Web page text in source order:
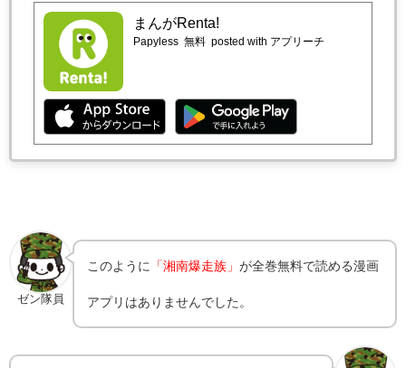
まんがRenta!
Papyless 無料 posted with アプリーチ
ゼン隊員
このように 「湘南爆走族」が全巻無料で読める漫画
アプリはありませんでした。